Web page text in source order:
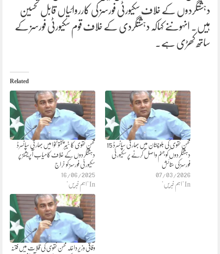
دہشتگردوں کے خلاف سکیورٹی فورسز کی کارروائیاں قابل تحسین
ہیں۔ انہوںنے کہاکہ دہشتگردی کے خلاف قوم سکیورٹی فورسز کے
ساتھ کھڑی ہے۔
Related
محسن نقوی کا خیبرپختونخوا میں بھارتی سپانسرڈ
دہشتگردوں کے خلاف کامیاب آپریشنز پر
سکیورٹی فورسز کو خراج
16/06/2025
In "اہم خبریں"
محسن نقوی کی بلوچستان میں بھارتی سپانسرڈ 15
دہشتگردوں کو جہنم واصل کرنے پر سکیورٹی
فورسز کی ستائش
07/03/2026
In "اہم خبریں"
وفاقی وزیرداخلہ محسن نقوی کی قلات میں فتنہ